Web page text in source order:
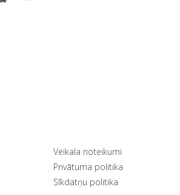
Veikala noteikumi
Privātuma politika
Sīkdatņu politika